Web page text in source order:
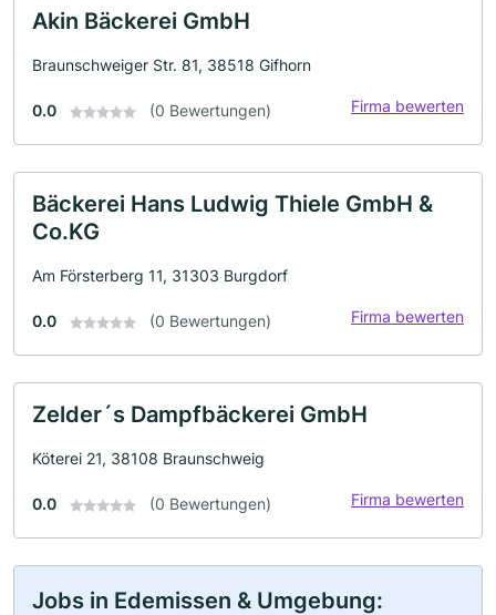
Akin Bäckerei GmbH
Braunschweiger Str. 81, 38518 Gifhorn
0.0 (0 Bewertungen) Firma bewerten
Bäckerei Hans Ludwig Thiele GmbH &
Co.KG
Am Försterberg 11, 31303 Burgdorf
0.0 (0 Bewertungen) Firma bewerten
Zelder´s Dampfbäckerei GmbH
Köterei 21, 38108 Braunschweig
0.0 (0 Bewertungen) Firma bewerten
Jobs in Edemissen & Umgebung: